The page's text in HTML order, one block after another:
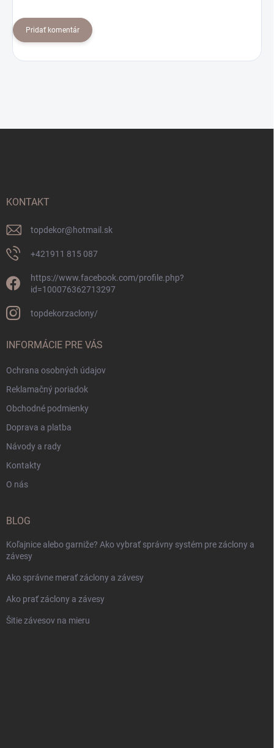
Pridať komentár
KONTAKT
topdekor@hotmail.sk
+421911 815 087
https://www.facebook.com/profile.php?
id=100076362713297
topdekorzaclony/
INFORMÁCIE PRE VÁS
Ochrana osobných údajov
Reklamačný poriadok
Obchodné podmienky
Doprava a platba
Návody a rady
Kontakty
O nás
BLOG
Koľajnice alebo garniže? Ako vybrať správny systém pre záclony a
závesy
Ako správne merať záclony a závesy
Ako prať záclony a závesy
Šitie závesov na mieru